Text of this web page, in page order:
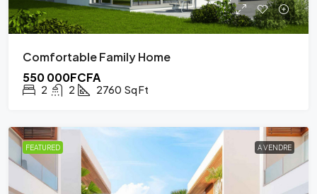
Comfortable Family Home
550 000FCFA
2 2 2760 Sq Ft
FEATURED A VENDRE